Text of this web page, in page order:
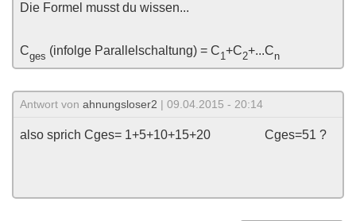
Die Formel musst du wissen...
Cges (infolge Parallelschaltung) = C1+C2+...Cn
Antwort von ahnungsloser2 | 09.04.2015 - 20:14
also sprich Cges= 1+5+10+15+20 Cges=51 ?